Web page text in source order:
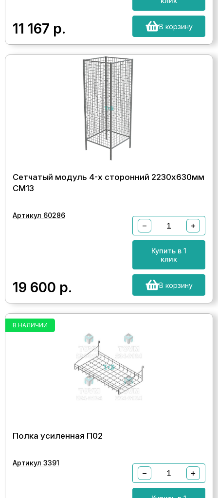
11 167 р. В корзину
Сетчатый модуль 4-х сторонний 2230х630мм
СМ13
Артикул 60286
19 600 р.
− +
Купить в 1
клик
В корзину
В НАЛИЧИИ
Полка усиленная П02
Артикул 3391
− +